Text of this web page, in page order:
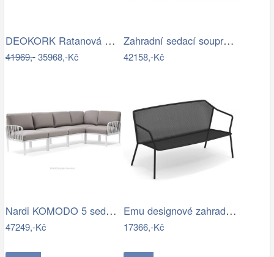
DEOKORK Ratanová modulová sestava…
41969,-35968,-Kč
Zahradní sedací souprava RICHMOND…
42158,-Kč
Nardi KOMODO 5 sedačka Mdum
47249,-Kč
Emu designové zahradní sedačky Darwin…
17366,-Kč